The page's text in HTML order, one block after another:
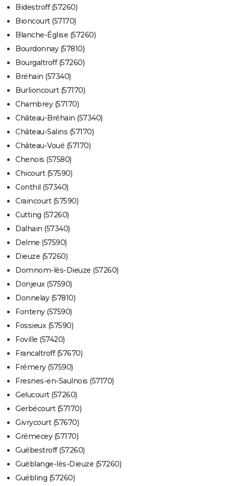
Bidestroff (57260)
Bioncourt (57170)
Blanche-Église (57260)
Bourdonnay (57810)
Bourgaltroff (57260)
Bréhain (57340)
Burlioncourt (57170)
Chambrey (57170)
Château-Bréhain (57340)
Château-Salins (57170)
Château-Voué (57170)
Chenois (57580)
Chicourt (57590)
Conthil (57340)
Craincourt (57590)
Cutting (57260)
Dalhain (57340)
Delme (57590)
Dieuze (57260)
Domnom-lès-Dieuze (57260)
Donjeux (57590)
Donnelay (57810)
Fonteny (57590)
Fossieux (57590)
Foville (57420)
Francaltroff (57670)
Frémery (57590)
Fresnes-en-Saulnois (57170)
Gelucourt (57260)
Gerbécourt (57170)
Givrycourt (57670)
Grémecey (57170)
Guébestroff (57260)
Guéblange-lès-Dieuze (57260)
Guébling (57260)